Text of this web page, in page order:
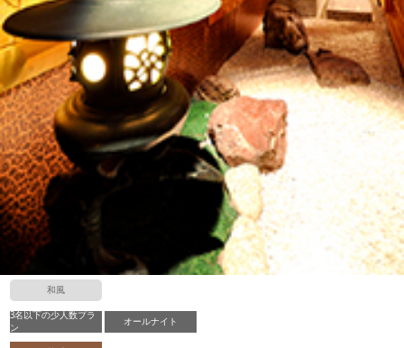
和風
3名以下の少人数プラ
ン
オールナイト